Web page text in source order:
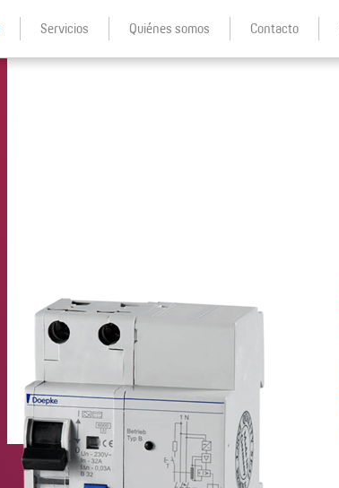
Servicios Quiénes somos Contacto